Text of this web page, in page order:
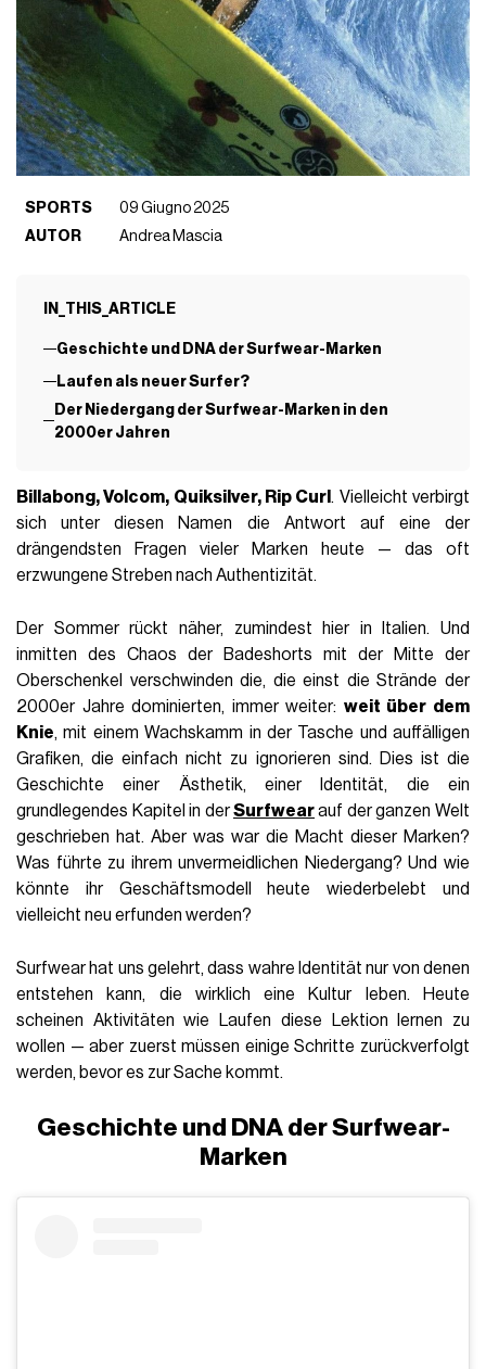
SPORTS
09 Giugno 2025
AUTOR
Andrea Mascia
IN_THIS_ARTICLE
Geschichte und DNA der Surfwear-Marken
Laufen als neuer Surfer?
Der Niedergang der Surfwear-Marken in den
2000er Jahren
Billabong, Volcom, Quiksilver, Rip Curl . Vielleicht verbirgt
sich unter diesen Namen die Antwort auf eine der
drängendsten Fragen vieler Marken heute — das oft
erzwungene Streben nach Authentizität.
Der Sommer rückt näher, zumindest hier in Italien. Und
inmitten des Chaos der Badeshorts mit der Mitte der
Oberschenkel verschwinden die, die einst die Strände der
2000er Jahre dominierten, immer weiter: weit über dem
Knie, mit einem Wachskamm in der Tasche und auffälligen
Grafiken, die einfach nicht zu ignorieren sind. Dies ist die
Geschichte einer Ästhetik, einer Identität, die ein
grundlegendes Kapitel in derSurfwearauf der ganzen Welt
geschrieben hat. Aber was war die Macht dieser Marken?
Was führte zu ihrem unvermeidlichen Niedergang? Und wie
könnte ihr Geschäftsmodell heute wiederbelebt und
vielleicht neu erfunden werden?
Surfwear hat uns gelehrt, dass wahre Identität nur von denen
entstehen kann, die wirklich eine Kultur leben. Heute
scheinen Aktivitäten wie Laufen diese Lektion lernen zu
wollen — aber zuerst müssen einige Schritte zurückverfolgt
werden, bevor es zur Sache kommt.
Geschichte und DNA der Surfwear-
Marken